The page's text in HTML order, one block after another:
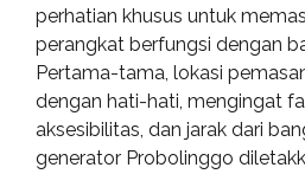
perhatian khusus untuk
perangkat berfungsi dengan
Pertama-tama, lokasi
dengan hati-hati, mengingat
aksesibilitas, dan jarak dari
generator Probolinggo